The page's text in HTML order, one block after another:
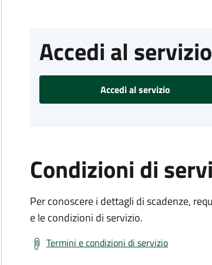
Accedi al servizio
Accedi al servizio
Condizioni di
Per conoscere i dettagli di scadenze,
e le condizioni di servizio.
Termini e condizioni di servizio